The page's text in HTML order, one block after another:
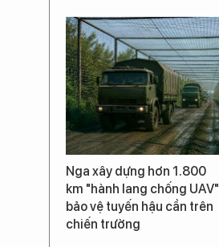
Nga xây dựng hơn 1.800
km "hành lang chống UAV"
bảo vệ tuyến hậu cần trên
chiến trường